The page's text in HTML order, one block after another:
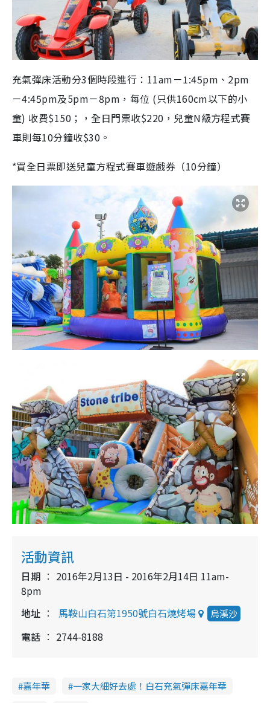
充氣彈床活動分3個時段進行：11am－1:45pm、2pm
－4:45pm及5pm－8pm，每位 (只供160cm以下的小
童) 收費$150；，全日門票收$220，兒童N級方程式賽
車則每10分鐘收$30。
*買全日票即送兒童方程式賽車遊戲券（10分鐘）
活動資訊
日期
2016年2月13日 - 2016年2月14日 11am-
8pm
地址
馬鞍山白石第1950號白石燒烤場 烏溪沙
電話 2744-8188
嘉年華 一家大細好去處！白石充氣彈床嘉年華